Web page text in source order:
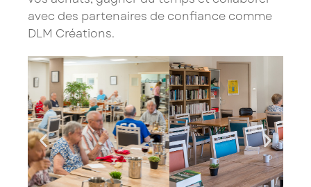
avec des partenaires de confiance comme
DLM Créations.